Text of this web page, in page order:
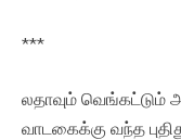
***
லதாவும் வெங்கட்டும்
வாடகைக்கு வந்த